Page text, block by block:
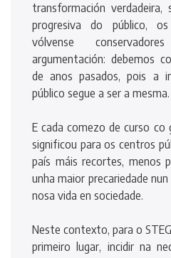
transformación verdadeira,
progresiva do público,
vólvense
argumentación: debemos
de anos pasados, pois a
público segue a ser a mesma.
E cada comezo de curso co
significou para os centros
país máis recortes, menos
unha maior precariedade
nosa vida en sociedade.
Neste contexto, para o
primeiro lugar, incidir na